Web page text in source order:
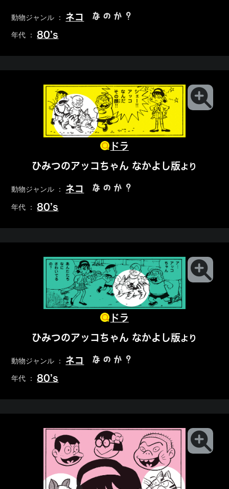
動物ジャンル ： ネコ なのか？
年代 ： 80’s
ドラ
ひみつのアッコちゃん なかよし版より
動物ジャンル ： ネコ なのか？
年代 ： 80’s
ドラ
ひみつのアッコちゃん なかよし版より
動物ジャンル ： ネコ なのか？
年代 ： 80’s